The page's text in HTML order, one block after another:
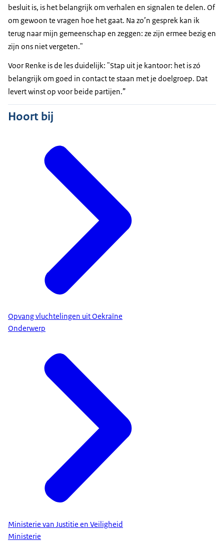
besluit is, is het belangrijk om verhalen en signalen te delen. Of
om gewoon te vragen hoe het gaat. Na zo’n gesprek kan ik
terug naar mijn gemeenschap en zeggen: ze zijn ermee bezig en
zijn ons niet vergeten."
Voor Renke is de les duidelijk: "Stap uit je kantoor: het is zó
belangrijk om goed in contact te staan met je doelgroep. Dat
levert winst op voor beide partijen.”
Hoort bij
Opvang vluchtelingen uit Oekraïne
Onderwerp
Ministerie van Justitie en Veiligheid
Ministerie